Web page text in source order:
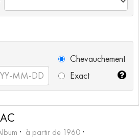
Chevauchement
Exact
à partir de 1960